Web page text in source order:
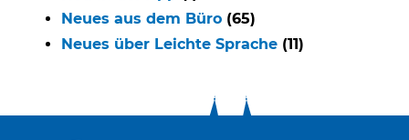
Neues aus dem Büro (65)
Neues über Leichte Sprache (11)